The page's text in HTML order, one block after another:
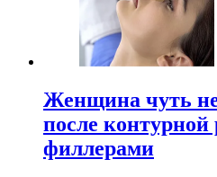
Женщина чуть
после
филлерами